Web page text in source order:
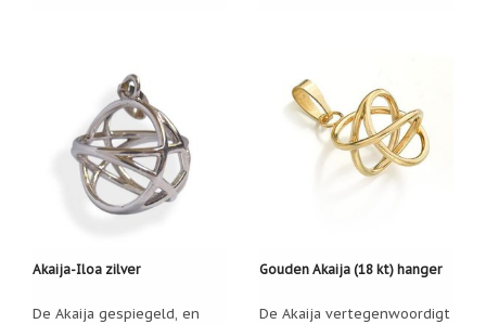
passend
cadeau
woorden
tekortschieten
De
Akaija-Iloa zilver
De Akaija gespiegeld, en
Gouden Akaija (18 kt) hanger
De Akaija vertegenwoordigt